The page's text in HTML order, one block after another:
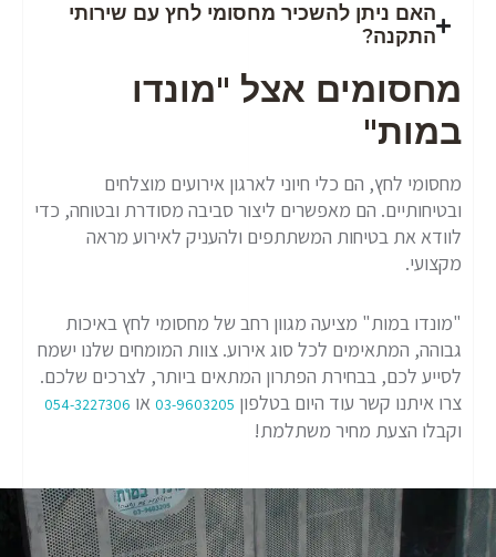
האם ניתן להשכיר מחסומי לחץ עם שירותי
התקנה?
מחסומים אצל "מונדו
במות"
מחסומי לחץ, הם כלי חיוני לארגון אירועים מוצלחים
ובטיחותיים. הם מאפשרים ליצור סביבה מסודרת ובטוחה, כדי
לוודא את בטיחות המשתתפים ולהעניק לאירוע מראה
מקצועי.
"מונדו במות" מציעה מגוון רחב של מחסומי לחץ באיכות
גבוהה, המתאימים לכל סוג אירוע. צוות המומחים שלנו ישמח
לסייע לכם, בבחירת הפתרון המתאים ביותר, לצרכים שלכם.
צרו איתנו קשר עוד היום בטלפון 03-9603205 או 054-3227306
וקבלו הצעת מחיר משתלמת!